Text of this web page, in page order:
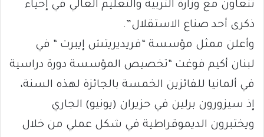
تتعاون مع وزارة التربية والتعليم العالي في إحياء
ذكرى أحد صناع الاستقلال”.
وأعلن ممثل مؤسسة “فريديريتش إيبرت “ في
لبنان أكيم فوغت “تخصيص المؤسسة دورة دراسية
في ألمانيا للفائزين الخمسة بالجائزة لهذه السنة،
إذ سيزورون برلين في حزيران (يونيو) الجاري
ويختبرون الديموقراطية في شكل عملي من خلال